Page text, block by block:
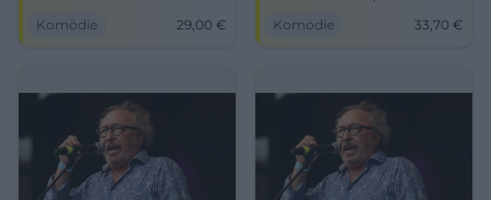
#Kabarett #München
Komödie 29,00 €
Komödie
33,70 €